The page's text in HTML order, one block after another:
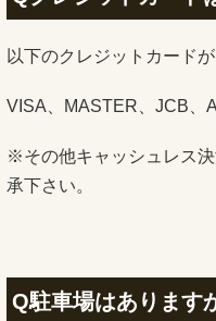
以下のクレジットカード
VISA、MASTER、JCB、
※その他キャッシュレス
承下さい。
Q駐車場はあります